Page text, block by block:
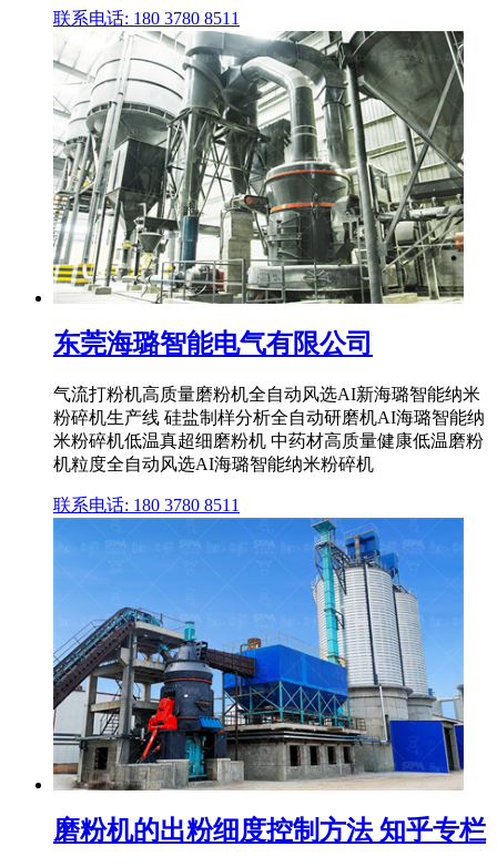
联系电话: 180 3780 8511
东莞海璐智能电气有限公司
气流打粉机高质量磨粉机全自动风选AI新海璐智能纳米
粉碎机生产线 硅盐制样分析全自动研磨机AI海璐智能纳
米粉碎机低温真超细磨粉机 中药材高质量健康低温磨粉
机粒度全自动风选AI海璐智能纳米粉碎机
联系电话: 180 3780 8511
磨粉机的出粉细度控制方法 知乎专栏